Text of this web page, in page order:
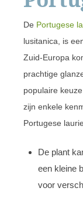
De Portugese
lusitanica, is
Zuid-Europa
prachtige
populaire
zijn enkele
Portugese
De plant
een kleine
voor